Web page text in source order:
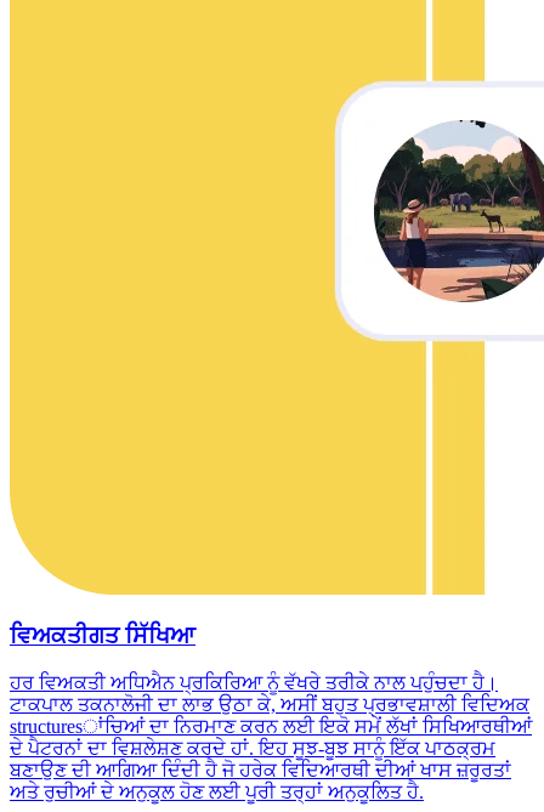
ਵਿਅਕਤੀਗਤ ਸਿੱਖਿਆ
ਹਰ ਵਿਅਕਤੀ ਅਧਿਐਨ ਪ੍ਰਕਿਰਿਆ ਨੂੰ ਵੱਖਰੇ ਤਰੀਕੇ ਨਾਲ ਪਹੁੰਚਦਾ ਹੈ।
ਟਾਕਪਾਲ ਤਕਨਾਲੋਜੀ ਦਾ ਲਾਭ ਉਠਾ ਕੇ, ਅਸੀਂ ਬਹੁਤ ਪ੍ਰਭਾਵਸ਼ਾਲੀ ਵਿਦਿਅਕ
structuresਾਂਚਿਆਂ ਦਾ ਨਿਰਮਾਣ ਕਰਨ ਲਈ ਇਕੋ ਸਮੇਂ ਲੱਖਾਂ ਸਿਖਿਆਰਥੀਆਂ
ਦੇ ਪੈਟਰਨਾਂ ਦਾ ਵਿਸ਼ਲੇਸ਼ਣ ਕਰਦੇ ਹਾਂ. ਇਹ ਸੂਝ-ਬੂਝ ਸਾਨੂੰ ਇੱਕ ਪਾਠਕ੍ਰਮ
ਬਣਾਉਣ ਦੀ ਆਗਿਆ ਦਿੰਦੀ ਹੈ ਜੋ ਹਰੇਕ ਵਿਦਿਆਰਥੀ ਦੀਆਂ ਖਾਸ ਜ਼ਰੂਰਤਾਂ
ਅਤੇ ਰੁਚੀਆਂ ਦੇ ਅਨੁਕੂਲ ਹੋਣ ਲਈ ਪੂਰੀ ਤਰ੍ਹਾਂ ਅਨੁਕੂਲਿਤ ਹੈ.